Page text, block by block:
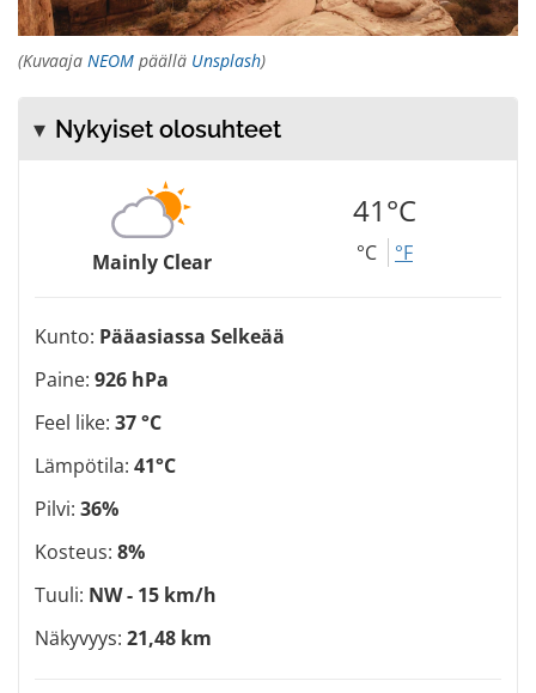
(Kuvaaja NEOM päällä Unsplash)
Nykyiset olosuhteet
Mainly Clear
41°C
°C °F
Kunto: Pääasiassa Selkeää
Paine: 926 hPa
Feel like: 37 °C
Lämpötila: 41°C
Pilvi: 36%
Kosteus: 8%
Tuuli: NW - 15 km/h
Näkyvyys: 21,48 km